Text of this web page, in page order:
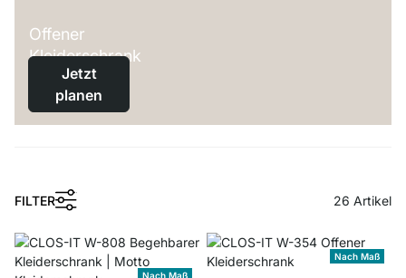
Offener
Kleiderschrank
Jetzt
planen
FILTER
1
26 Artikel
Nach Maß
Nach Maß